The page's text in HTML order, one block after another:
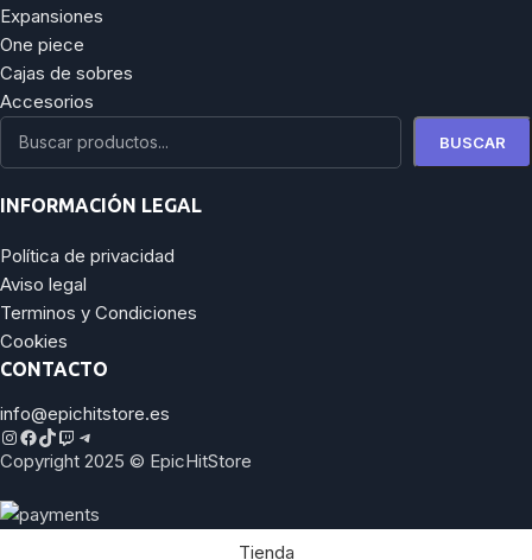
Expansiones
One piece
Cajas de sobres
Accesorios
BUSCAR
INFORMACIÓN LEGAL
Política de privacidad
Aviso legal
Terminos y Condiciones
Cookies
CONTACTO
info@epichitstore.es
Copyright 2025 © EpicHitStore
Tienda